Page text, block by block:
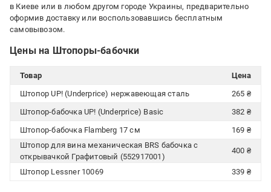
в Киеве или в любом другом городе Украины, предварительно
оформив доставку или воспользовавшись бесплатным
самовывозом.
Цены на Штопоры-бабочки
Товар
Цена
Штопор UP! (Underprice) нержавеющая сталь
265 ₴
Штопор-бабочка UP! (Underprice) Basic
382 ₴
Штопор-бабочка Flamberg 17 см
169 ₴
Штопор для вина механическая BRS бабочка с
открывачкой Графитовый (552917001)
400 ₴
Штопор Lessner 10069 339 ₴